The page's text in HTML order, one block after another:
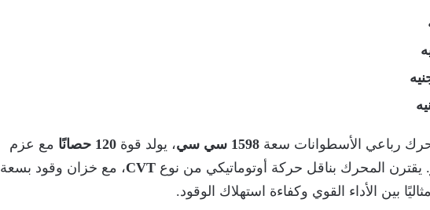
1598 سي سي ، يولد قوة 120 حصانًا
مع عزم
. يقترن المحرك بناقل حركة أوتوماتيكي من نوع CVT، مع خزان وقود بسعة